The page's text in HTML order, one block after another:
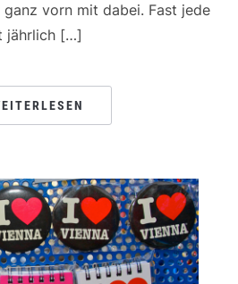
vorn mit dabei. Fast jede
jährlich […]